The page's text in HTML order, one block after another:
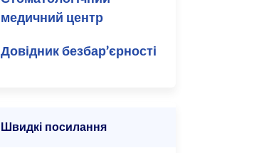
медичний центр
Довідник безбар’єрності
Швидкі посилання